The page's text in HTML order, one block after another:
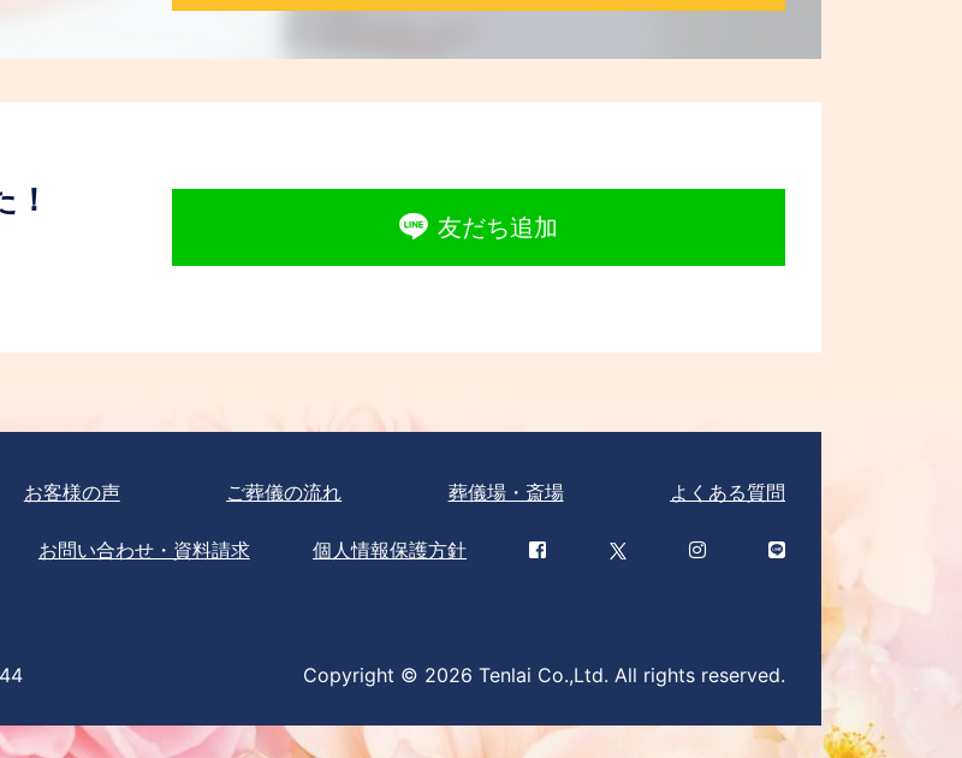
友だち追加
お客様の声 ご葬儀の流れ 葬儀場・斎場 よくある質問
お問い合わせ・資料請求 個人情報保護方針
Copyright © 2026 Tenlai Co.,Ltd. All rights reserved.